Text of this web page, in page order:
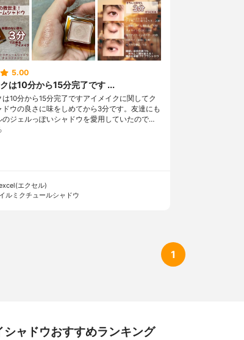
5.00
は10分から15分完了です ...
10分から15分完了ですアイメイクに関してク
ドウの良さに味をしめてから3分です。友達にも
のジェルっぽいシャドウを愛用していたので…
エクセル)
イルミクチュールシャドウ
1
シャドウおすすめランキング